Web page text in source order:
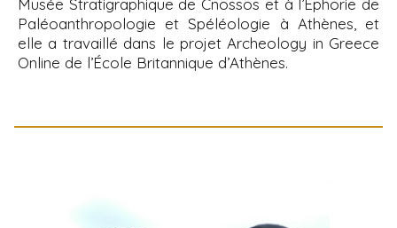
Paléoanthropologie et Spéléologie à Athènes, et
elle a travaillé dans le projet Archeology in Greece
Online de l’École Britannique d’Athènes.